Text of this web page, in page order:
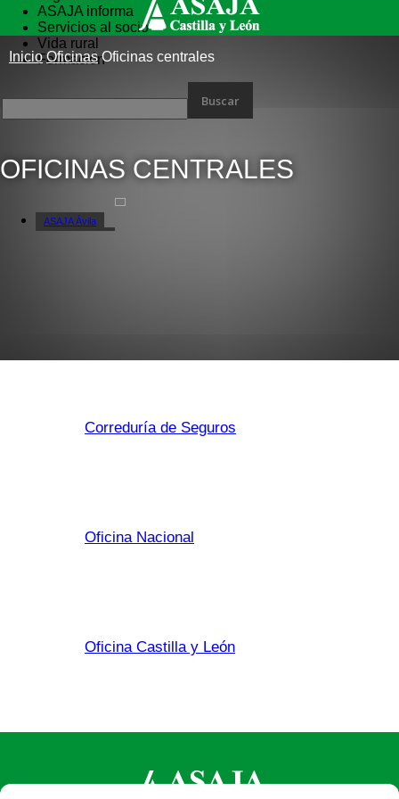
ASAJA informa
Servicios al socio
Vida rural
Formación
Inicio Oficinas Oficinas centrales
OFICINAS CENTRALES
ASAJA Ávila
Correduría de Seguros
Oficina Nacional
Oficina Castilla y León